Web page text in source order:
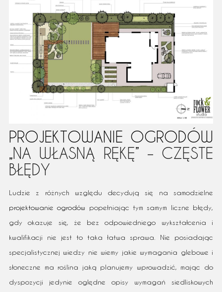
PROJEKTOWANIE OGRODÓW
„NA WŁASNĄ RĘKĘ” – CZĘSTE
BŁĘDY
Ludzie z różnych względu decydują się na samodzielne
projektowanie ogrodów popełniając tym samym liczne błędy,
gdy okazuje się, że bez odpowiedniego wykształcenia i
kwalifikacji nie jest to taka łatwa sprawa. Nie posiadając
specjalistycznej wiedzy nie wiemy jakie wymagania glebowe i
słoneczne ma roślina jaką planujemy wprowadzić, mając do
dyspozycji jedynie oględne opisy wymagań siedliskowych